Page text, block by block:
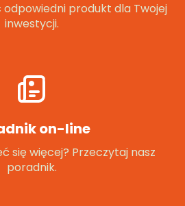
produkt dla Twojej
inwestycji.
on-line
się więcej? Przeczytaj nasz
poradnik.